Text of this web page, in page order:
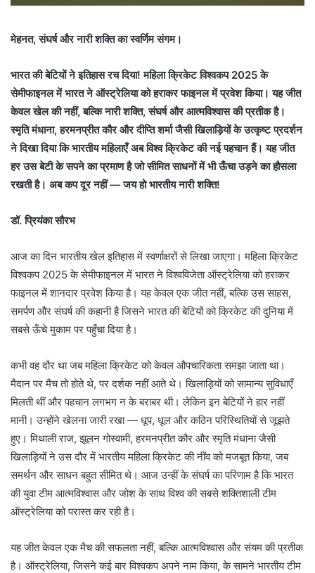
मेहनत, संघर्ष और नारी शक्ति का स्वर्णिम संगम।
भारत की बेटियों ने इतिहास रच दिया! महिला क्रिकेट विश्वकप 2025 के
सेमीफाइनल में भारत ने ऑस्ट्रेलिया को हराकर फाइनल में प्रवेश किया। यह जीत
केवल खेल की नहीं, बल्कि नारी शक्ति, संघर्ष और आत्मविश्वास की प्रतीक है।
स्मृति मंधाना, हरमनप्रीत कौर और दीप्ति शर्मा जैसी खिलाड़ियों के उत्कृष्ट प्रदर्शन
ने दिखा दिया कि भारतीय महिलाएँ अब विश्व क्रिकेट की नई पहचान हैं। यह जीत
हर उस बेटी के सपने का प्रमाण है जो सीमित साधनों में भी ऊँचा उड़ने का हौसला
रखती है। अब कप दूर नहीं — जय हो भारतीय नारी शक्ति!
डॉ. प्रियंका सौरभ
आज का दिन भारतीय खेल इतिहास में स्वर्णाक्षरों से लिखा जाएगा। महिला क्रिकेट
विश्वकप 2025 के सेमीफाइनल में भारत ने विश्वविजेता ऑस्ट्रेलिया को हराकर
फाइनल में शानदार प्रवेश किया है। यह केवल एक जीत नहीं, बल्कि उस साहस,
समर्पण और संघर्ष की कहानी है जिसने भारत की बेटियों को क्रिकेट की दुनिया में
सबसे ऊँचे मुकाम पर पहुँचा दिया है।
कभी वह दौर था जब महिला क्रिकेट को केवल औपचारिकता समझा जाता था।
मैदान पर मैच तो होते थे, पर दर्शक नहीं आते थे। खिलाड़ियों को सामान्य सुविधाएँ
मिलती थीं और पहचान लगभग न के बराबर थी। लेकिन इन बेटियों ने हार नहीं
मानी। उन्होंने खेलना जारी रखा — धूप, धूल और कठिन परिस्थितियों से जूझते
हुए। मिथाली राज, झूलन गोस्वामी, हरमनप्रीत कौर और स्मृति मंधाना जैसी
खिलाड़ियों ने उस दौर में भारतीय महिला क्रिकेट की नींव को मजबूत किया, जब
समर्थन और साधन बहुत सीमित थे। आज उन्हीं के संघर्ष का परिणाम है कि भारत
की युवा टीम आत्मविश्वास और जोश के साथ विश्व की सबसे शक्तिशाली टीम
ऑस्ट्रेलिया को परास्त कर रही है।
यह जीत केवल एक मैच की सफलता नहीं, बल्कि आत्मविश्वास और संयम की प्रतीक
है। ऑस्ट्रेलिया, जिसने कई बार विश्वकप अपने नाम किया, के सामने भारतीय टीम